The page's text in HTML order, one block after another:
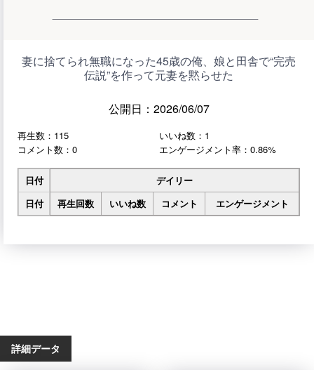
妻に捨てられ無職になった45歳の俺、娘と田舎で“完売
伝説”を作って元妻を黙らせた
公開日：2026/06/07
再生数：115
いいね数：1
コメント数：0
エンゲージメント率：0.86%
日付
デイリー
日付
再生回数 いいね数 コメント エンゲージメント
詳細データ